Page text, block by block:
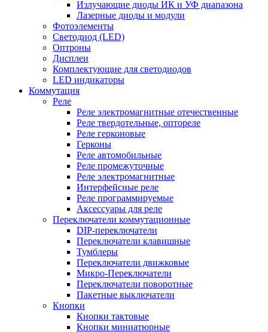
Излучающие диоды ИК и УФ диапазона
Лазерные диоды и модули
Фотоэлементы
Светодиод (LED)
Оптроны
Дисплеи
Комплектующие для светодиодов
LED индикаторы
Коммутация
Реле
Реле электромагнитные отечественные
Реле твердотельные, оптореле
Реле герконовые
Герконы
Реле автомобильные
Реле промежуточные
Реле электромагнитные
Интерфейсные реле
Реле программируемые
Аксессуары для реле
Переключатели коммутационные
DIP-переключатели
Переключатели клавишные
Тумблеры
Переключатели движковые
Микро-Переключатели
Переключатели поворотные
Пакетные выключатели
Кнопки
Кнопки тактовые
Кнопки миниатюрные